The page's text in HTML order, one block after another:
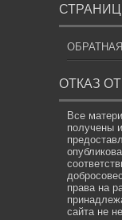
ОТКАЗ
Все
получены
права на
сайта не